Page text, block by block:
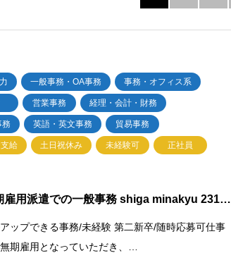
一般事務・OA事務 事務・オフィス系
営業事務 経理・会計・財務
英語・英文事務 貿易事務
給 土日祝休み 未経験可 正社員
雇用派遣での一般事務 shiga minakyu 231…
ップできる事務/未経験 第二新卒/随時応募可仕事
期雇用となっていただき、…